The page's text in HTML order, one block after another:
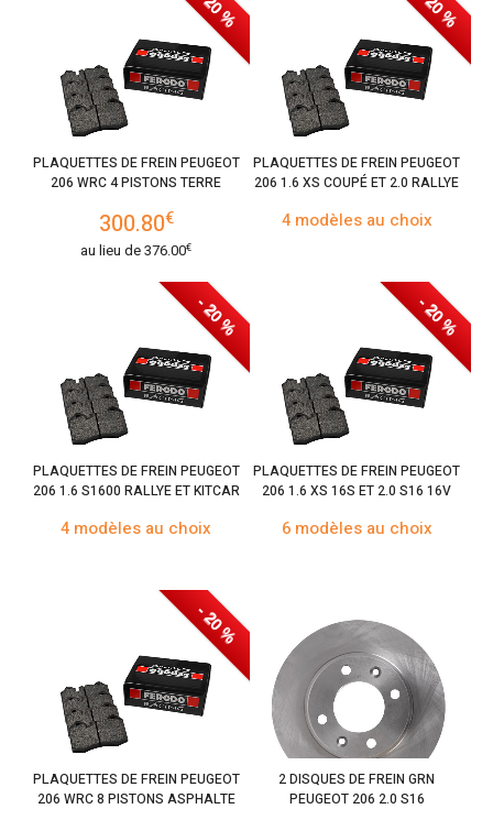
PLAQUETTES DE FREIN PEUGEOT
206 WRC 4 PISTONS TERRE
300.80€
au lieu de376.00€
PLAQUETTES DE FREIN PEUGEOT
206 1.6 XS COUPÉ ET 2.0 RALLYE
4 modèles au choix
- 20 %
PLAQUETTES DE FREIN PEUGEOT
206 1.6 S1600 RALLYE ET KITCAR
4 modèles au choix
- 20 %
PLAQUETTES DE FREIN PEUGEOT
206 1.6 XS 16S ET 2.0 S16 16V
6 modèles au choix
- 20 %
PLAQUETTES DE FREIN PEUGEOT
206 WRC 8 PISTONS ASPHALTE
2 DISQUES DE FREIN GRN
PEUGEOT 206 2.0 S16